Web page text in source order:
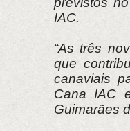
IAC.
“As três
que
canaviais
Cana IAC
Guimarães